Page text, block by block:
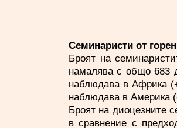
Семинаристи от
Броят на
намалява с общо 683
наблюдава в Африка
наблюдава в Америка
Броят на диоцезните
в сравнение с